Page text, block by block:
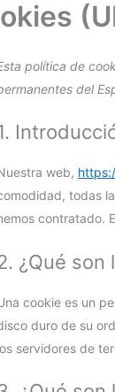
política de
del
web,
todas
contratado.
¿Qué son
cookie es un
duro de su
servidores de